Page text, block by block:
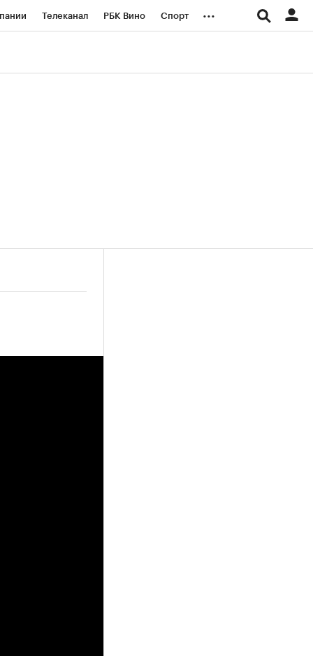
Телеканал РБК Вино Спорт ...